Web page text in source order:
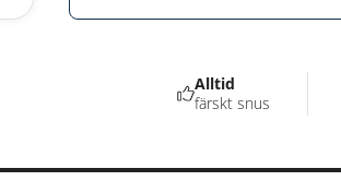
Alltid
färskt snus